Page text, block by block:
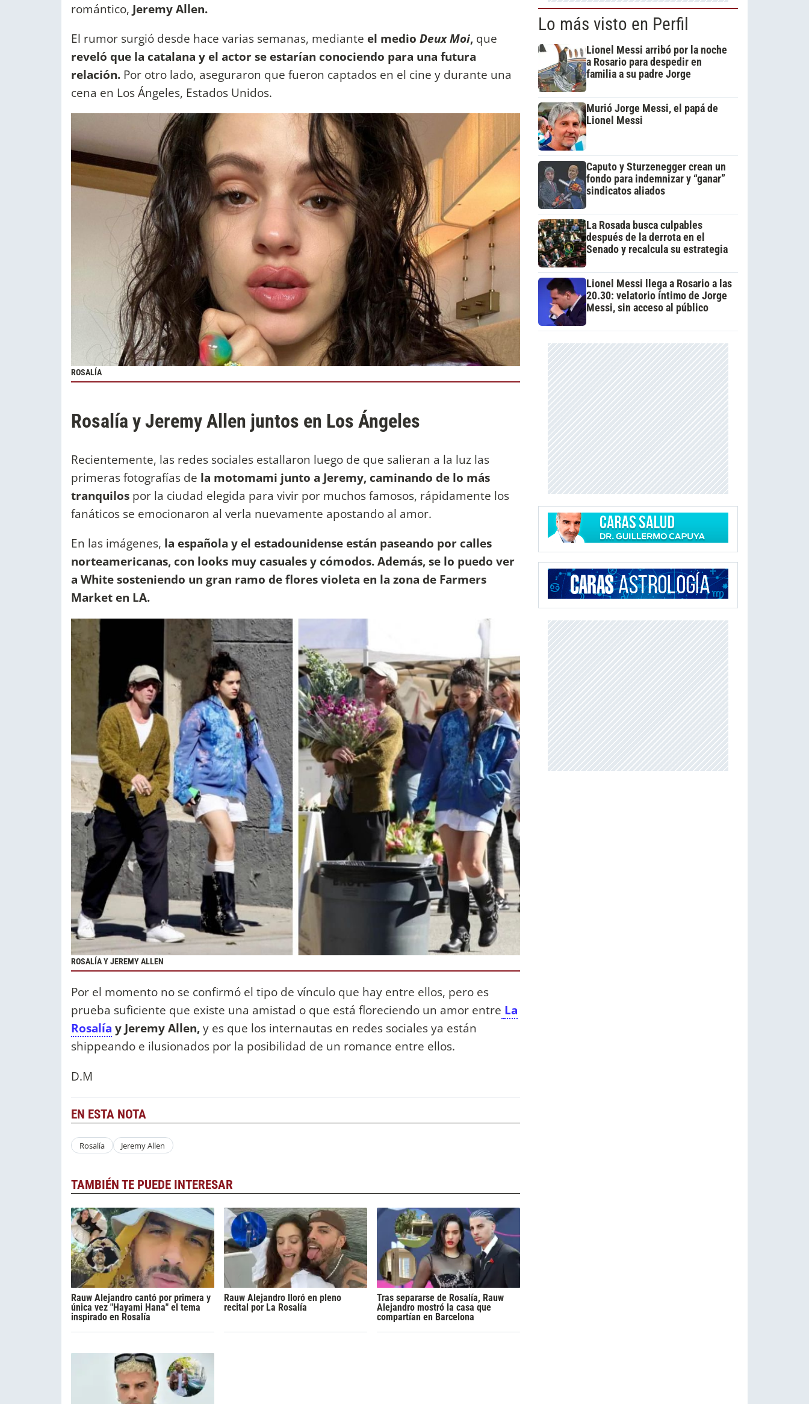
romántico, Jeremy Allen.
El rumor surgió desde hace varias semanas, mediante el medio Deux Moi, que
reveló que la catalana y el actor se estarían conociendo para una futura
relación. Por otro lado, aseguraron que fueron captados en el cine y durante una
cena en Los Ángeles, Estados Unidos.
ROSALÍA
Rosalía y Jeremy Allen juntos en Los Ángeles
Recientemente, las redes sociales estallaron luego de que salieran a la luz las
primeras fotografías de la motomami junto a Jeremy, caminando de lo más
tranquilos por la ciudad elegida para vivir por muchos famosos, rápidamente los
fanáticos se emocionaron al verla nuevamente apostando al amor.
En las imágenes, la española y el estadounidense están paseando por calles
norteamericanas, con looks muy casuales y cómodos. Además, se lo puedo ver
a White sosteniendo un gran ramo de flores violeta en la zona de Farmers
Market en LA.
ROSALÍA Y JEREMY ALLEN
Por el momento no se confirmó el tipo de vínculo que hay entre ellos, pero es
prueba suficiente que existe una amistad o que está floreciendo un amor entre La
Rosalía y Jeremy Allen,y es que los internautas en redes sociales ya están
shippeando e ilusionados por la posibilidad de un romance entre ellos.
D.M
EN ESTA NOTA
Rosalía Jeremy Allen
TAMBIÉN TE PUEDE INTERESAR
Rauw Alejandro cantó por primera y
única vez "Hayami Hana" el tema
inspirado en Rosalía
Rauw Alejandro lloró en pleno
recital por La Rosalía
Tras separarse de Rosalía, Rauw
Alejandro mostró la casa que
compartían en Barcelona
Lo más visto en Perfil
Lionel Messi arribó por la noche
a Rosario para despedir en
familia a su padre Jorge
Murió Jorge Messi, el papá de
Lionel Messi
Caputo y Sturzenegger crean un
fondo para indemnizar y “ganar”
sindicatos aliados
La Rosada busca culpables
después de la derrota en el
Senado y recalcula su estrategia
Lionel Messi llega a Rosario a las
20.30: velatorio íntimo de Jorge
Messi, sin acceso al público